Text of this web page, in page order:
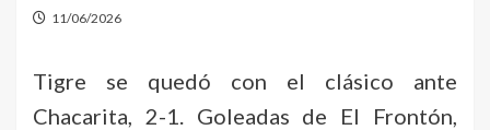
11/06/2026
Tigre se quedó con el clásico ante
Chacarita, 2-1. Goleadas de El Frontón,